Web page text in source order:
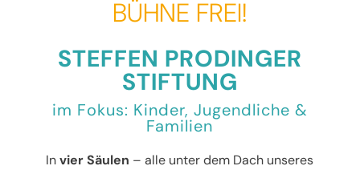
BÜHNE FREI!
STEFFEN PRODINGER
STIFTUNG
im Fokus: Kinder, Jugendliche &
Familien
Invier Säulen – alle unter dem Dach unseres